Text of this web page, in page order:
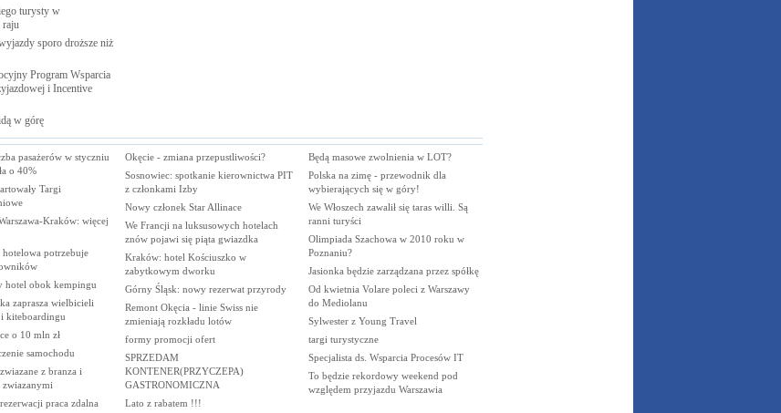
turysty w
raju
sporo droższe niż
Program Wsparcia
i Incentive
w górę
pasażerów w styczniu
o 40%
Targi
Kraków: więcej
hotelowa potrzebuje
hotel obok kempingu
zaprasza wielbicieli
kiteboardingu
o 10 mln zł
samochodu
z branza i
zwiazanymi
praca zdalna
Okęcie - zmiana przepustliwości?
Sosnowiec: spotkanie kierownictwa PIT
z członkami Izby
Nowy członek Star Allinace
We Francji na luksusowych hotelach
znów pojawi się piąta gwiazdka
Kraków: hotel Kościuszko w
zabytkowym dworku
Górny Śląsk: nowy rezerwat przyrody
Remont Okęcia - linie Swiss nie
zmieniają rozkładu lotów
formy promocji ofert
SPRZEDAM
KONTENER(PRZYCZEPA)
GASTRONOMICZNA
Lato z rabatem !!!
Będą masowe zwolnienia w LOT?
Polska na zimę - przewodnik dla
wybierających się w góry!
We Włoszech zawalił się taras willi. Są
ranni turyści
Olimpiada Szachowa w 2010 roku w
Poznaniu?
Jasionka będzie zarządzana przez spółkę
Od kwietnia Volare poleci z Warszawy
do Mediolanu
Sylwester z Young Travel
targi turystyczne
Specjalista ds. Wsparcia Procesów IT
To będzie rekordowy weekend pod
względem przyjazdu Warszawia